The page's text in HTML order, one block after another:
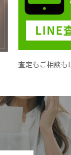
査定もご相談も